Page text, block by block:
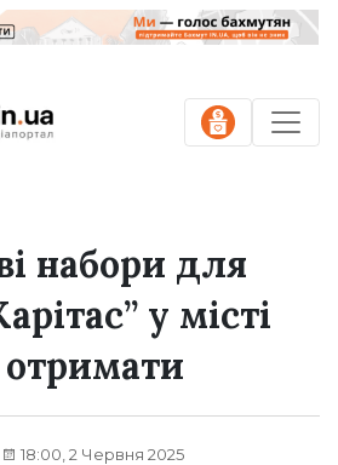
набори для
у місті
отримати
18:00, 2 Червня 2025